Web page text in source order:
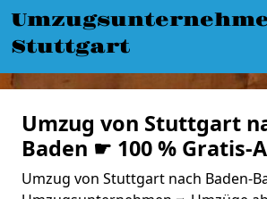
Stuttgart
Umzug von Stuttgart
Baden ☛ 100 % Gratis-
Umzug von Stuttgart nach Baden-